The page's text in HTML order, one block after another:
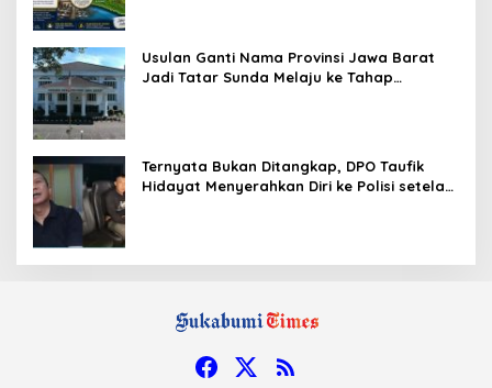
Usulan Ganti Nama Provinsi Jawa Barat
Jadi Tatar Sunda Melaju ke Tahap
Ternyata Bukan Ditangkap, DPO Taufik
Hidayat Menyerahkan Diri ke Polisi setelah